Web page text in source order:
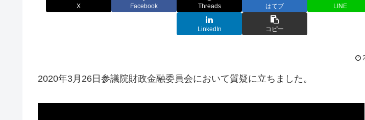
X Facebook Threads はてブ LINE
LinkedIn コピー
2020年3月26日参議院財政金融委員会において質疑に立ちました。